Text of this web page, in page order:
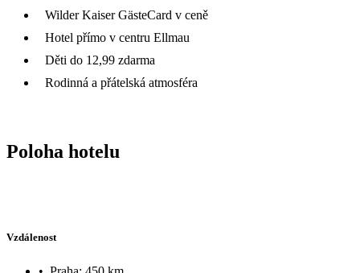
Wilder Kaiser GästeCard v ceně
Hotel přímo v centru Ellmau
Děti do 12,99 zdarma
Rodinná a přátelská atmosféra
Poloha hotelu
Vzdálenost